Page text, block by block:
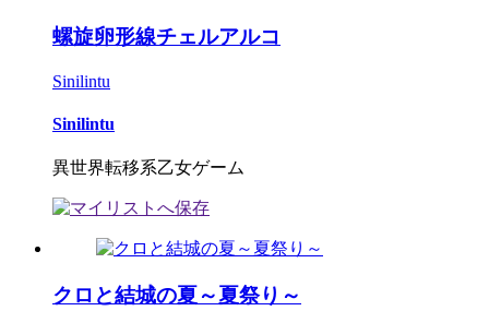
螺旋卵形線チェルアルコ
Sinilintu
Sinilintu
異世界転移系乙女ゲーム
クロと結城の夏～夏祭り～